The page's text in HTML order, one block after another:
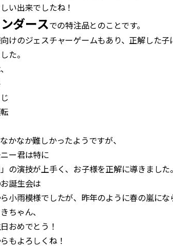
い出来でしたね！
ダースでの特注品とのことです。
けのジェスチャーゲームもあり、正解した
た。
かなか難しかったようですが、
ー君は特に
」の演技が上手く、お子様を正解に導きました。
誕生会は
小雨模様でしたが、昨年のように春の嵐にな
ちゃん、
おめでとう！
もよろしくね！